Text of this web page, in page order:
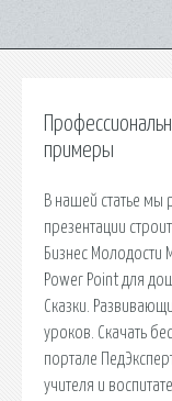
примеры
В нашей статье
презентации
Бизнес Молодости
Power Point для
Сказки.
уроков. Скачать
портале
учителя и